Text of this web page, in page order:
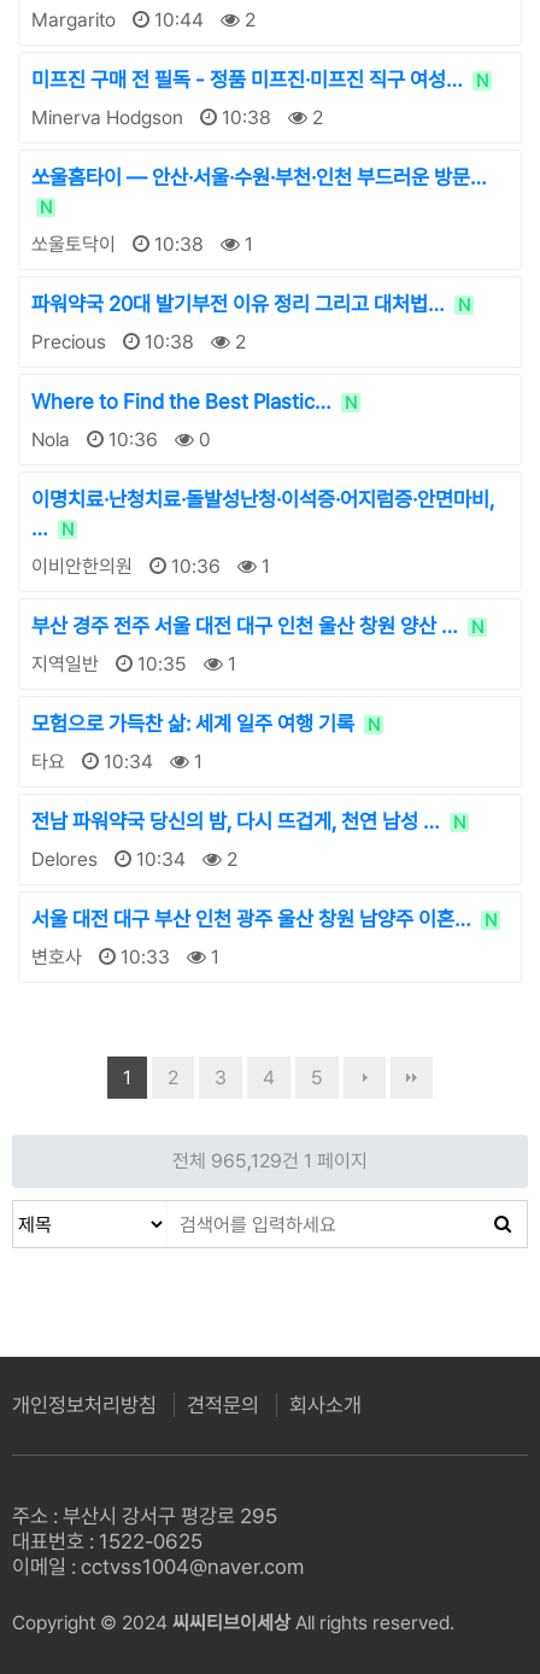
Margarito 10:44 2
미프진 구매 전 필독 - 정품 미프진·미프진 직구 여성… N
Minerva Hodgson 10:38 2
쏘울홈타이 — 안산·서울·수원·부천·인천 부드러운 방문…
N
쏘울토닥이 10:38 1
파워약국 20대 발기부전 이유 정리 그리고 대처법… N
Precious 10:38 2
Where to Find the Best Plastic… N
Nola 10:36 0
이명치료·난청치료·돌발성난청·이석증·어지럼증·안면마비,
…
N
이비안한의원 10:36 1
부산 경주 전주 서울 대전 대구 인천 울산 창원 양산 … N
지역일반 10:35 1
모험으로 가득찬 삶: 세계 일주 여행 기록 N
타요 10:34 1
전남 파워약국 당신의 밤, 다시 뜨겁게, 천연 남성 … N
Delores 10:34 2
서울 대전 대구 부산 인천 광주 울산 창원 남양주 이혼… N
변호사 10:33 1
1 2 3 4 5
전체 965,129건 1 페이지
개인정보처리방침 견적문의 회사소개
주소 : 부산시 강서구 평강로 295
대표번호 : 1522-0625
이메일 : cctvss1004@naver.com
Copyright © 2024 씨씨티브이세상 All rights reserved.